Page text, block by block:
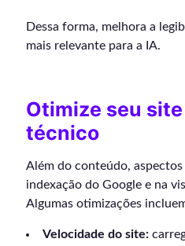
Dessa forma, melhora a
mais relevante para a IA.
Otimize seu site
técnico
Além do conteúdo,
indexação do Google e na
Algumas otimizações
Velocidade do site: